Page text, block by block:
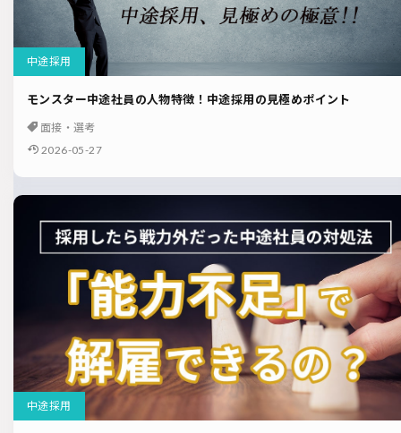
中途採用
モンスター中途社員の人物特徴！中途採用の見極めポイント
面接・選考
2026-05-27
中途採用